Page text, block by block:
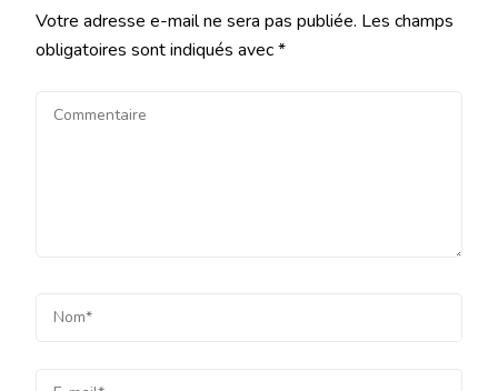
Votre adresse e-mail ne sera pas publiée. Les champs
obligatoires sont indiqués avec*